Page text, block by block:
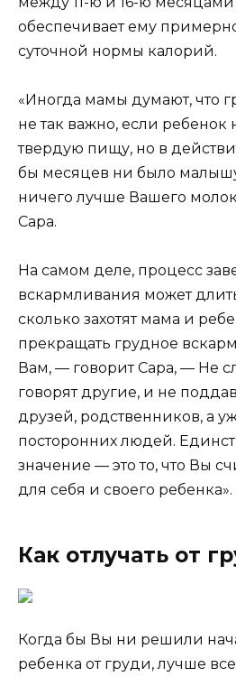
обеспечивает ему
суточной нормы калорий.
«Иногда мамы думают, что
не так важно, если ребенок
твердую пищу, но в
бы месяцев ни было
ничего лучше Вашего
Сара.
На самом деле, процесс
вскармливания может
сколько захотят мама и
прекращать грудное
Вам, — говорит Сара, — Не
говорят другие, и не
друзей, родственников, а
посторонних людей.
значение — это то, что Вы
для себя и своего ребенка».
Как отлучать от
Когда бы Вы ни решили
ребенка от груди, лучше